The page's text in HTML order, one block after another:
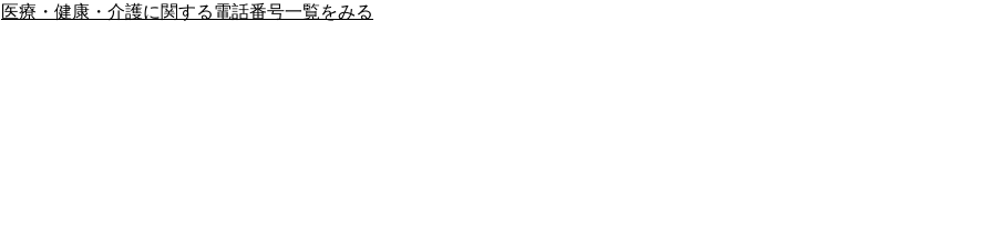
医療・健康・介護に関する電話番号一覧をみる